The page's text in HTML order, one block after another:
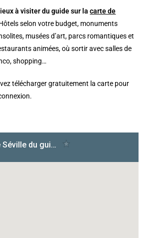
à visiter du guide sur lacarte de
selon votre budget, monuments
musées d’art, parcs romantiques et
animées, où sortir avec salles de
shopping…
télécharger gratuitement la carte pour